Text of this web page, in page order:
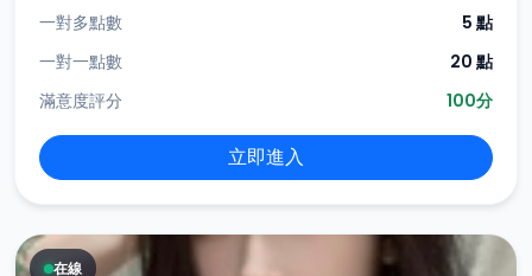
一對多點數
5 點
一對一點數
20 點
滿意度評分
100分
立即進入
在線